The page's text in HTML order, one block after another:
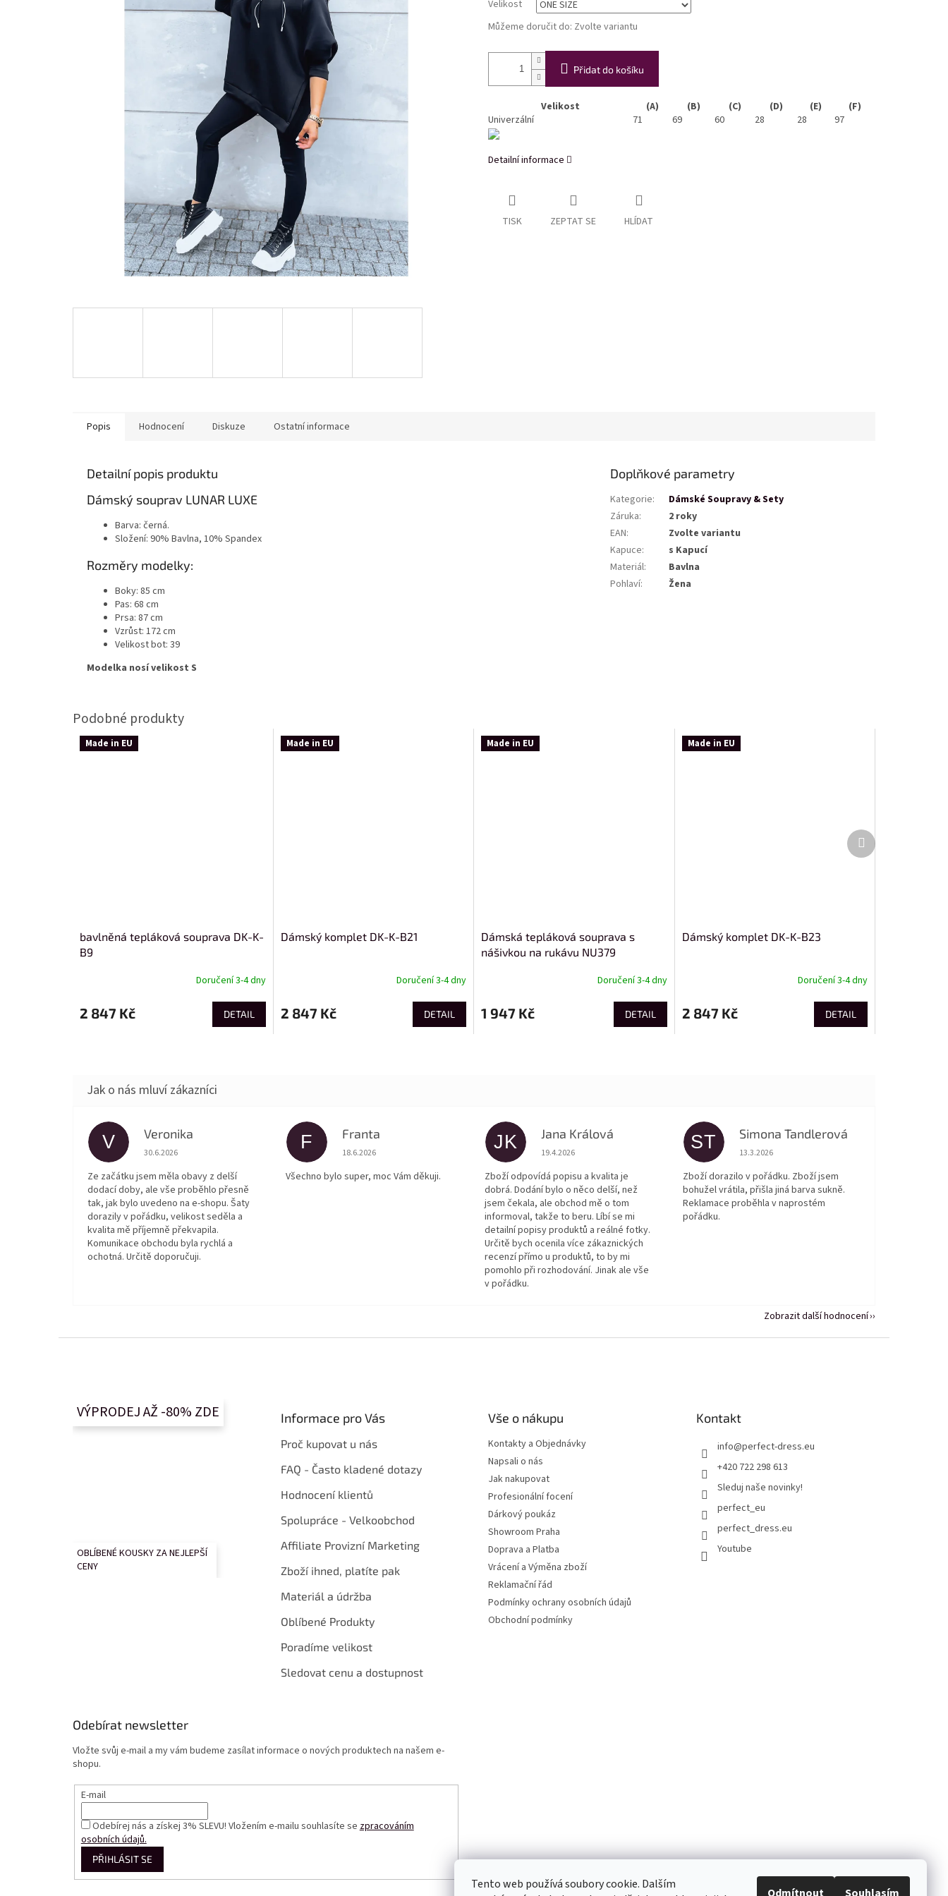
Tento web používá soubory cookie. Dalším
Velikost
Můžeme doručit do: Zvolte variantu
Přidat do košíku
Velikost (A) (B) (C) (D) (E)
(F)
Univerzální
71 69 60 28 28 97
Detailní informace
TISK ZEPTAT SE HLÍDAT
Popis Hodnocení Diskuze Ostatní informace
Detailní popis produktu
Dámský souprav LUNAR LUXE
Barva: černá.
Složení: 90% Bavlna, 10% Spandex
Rozměry modelky:
Boky: 85 cm
Pas: 68 cm
Prsa: 87 cm
Vzrůst: 172 cm
Velikost bot: 39
Modelka nosí velikost S
Doplňkové parametry
Kategorie:
Dámské Soupravy & Sety
Záruka:
2 roky
EAN:
Zvolte variantu
Kapuce:
s Kapucí
Materiál:
Bavlna
Pohlaví: Žena
Made in EU
bavlněná tepláková souprava DK-K-
B9
Doručení 3-4 dny
2 847 Kč DETAIL
Made in EU
Dámský komplet DK-K-B21
Doručení 3-4 dny
2 847 Kč DETAIL
Made in EU
Dámská tepláková souprava s
nášivkou na rukávu NU379
Doručení 3-4 dny
1 947 Kč DETAIL
Made in EU
Dámský komplet DK-K-B23
Doručení 3-4 dny
2 847 Kč DETAIL
Další
produkt
V Veronika
Hodnocení obchodu je 5 z 5 hvězdiček.
30.6.2026
Ze začátku jsem měla obavy z delší
dodací doby, ale vše proběhlo přesně
tak, jak bylo uvedeno na e-shopu. Šaty
dorazily v pořádku, velikost seděla a
kvalita mě příjemně překvapila.
Komunikace obchodu byla rychlá a
ochotná. Určitě doporučuji.
F Franta
Hodnocení obchodu je 5 z 5 hvězdiček.
18.6.2026
Všechno bylo super, moc Vám děkuji.
JK Jana Králová
Hodnocení obchodu je 5 z 5 hvězdiček.
19.4.2026
Zboží odpovídá popisu a kvalita je
dobrá. Dodání bylo o něco delší, než
jsem čekala, ale obchod mě o tom
informoval, takže to beru. Líbí se mi
detailní popisy produktů a reálné fotky.
Určitě bych ocenila více zákaznických
recenzí přímo u produktů, to by mi
pomohlo při rozhodování. Jinak ale vše
v pořádku.
ST Simona Tandlerová
Hodnocení obchodu je 5 z 5 hvězdiček.
13.3.2026
Zboží dorazilo v pořádku. Zboží jsem
bohužel vrátila, přišla jiná barva sukně.
Reklamace proběhla v naprostém
pořádku.
Zobrazit další hodnocení
VÝPRODEJ AŽ -80% ZDE
OBLÍBENÉ KOUSKY ZA NEJLEPŠÍ
CENY
Informace pro Vás
Proč kupovat u nás
FAQ - Často kladené dotazy
Hodnocení klientů
Spolupráce - Velkoobchod
Affiliate Provizní Marketing
Zboží ihned, platíte pak
Materiál a údržba
Oblíbené Produkty
Poradíme velikost
Sledovat cenu a dostupnost
Vše o nákupu
Kontakty a Objednávky
Napsali o nás
Jak nakupovat
Profesionální focení
Dárkový poukáz
Showroom Praha
Doprava a Platba
Vrácení a Výměna zboží
Reklamační řád
Podmínky ochrany osobních údajů
Obchodní podmínky
Kontakt
info@perfect-dress.eu
+420 722 298 613
Sleduj naše novinky!
perfect_eu
perfect_dress.eu
Youtube
Odebírat newsletter
Vložte svůj e-mail a my vám budeme zasílat informace o nových produktech na našem e-
shopu.
E-mail
Odebírej nás a získej 3% SLEVU! Vložením e-mailu souhlasíte se zpracováním
osobních údajů.
PŘIHLÁSIT SE